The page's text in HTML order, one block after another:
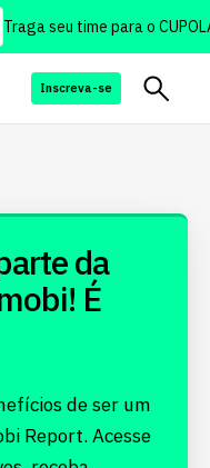
Traga seu time para o
Inscreva-se
da
É
de ser um
Report. Acesse